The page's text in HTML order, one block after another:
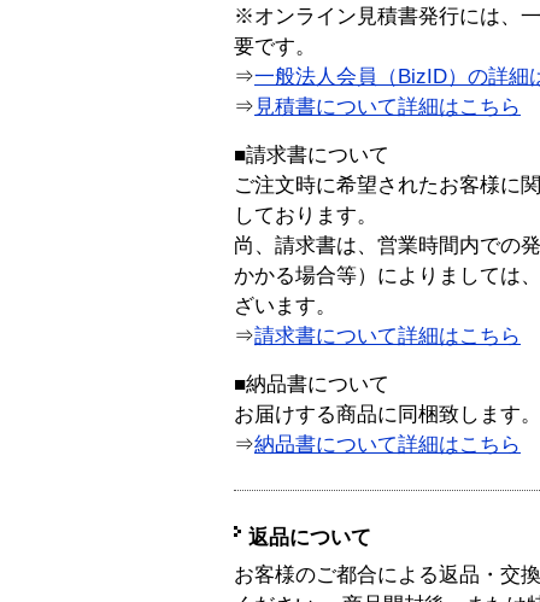
※オンライン見積書発行には、
要です。
⇒一般法人会員（BizID）の詳細
⇒ 見積書について詳細はこちら
■請求書について
ご注文時に希望されたお客様に
しております。
尚、請求書は、営業時間内での
かかる場合等）によりましては
ざいます。
⇒請求書について詳細はこちら
■納品書について
お届けする商品に同梱致します。
⇒納品書について詳細はこちら
返品について
お客様のご都合による返品・交